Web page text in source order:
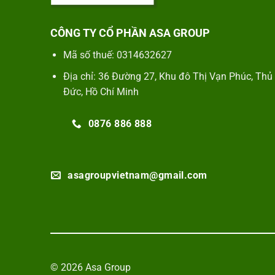
CÔNG TY CỔ PHẦN ASA GROUP
Mã số thuế: 0314632627
Địa chỉ: 36 Đường 27, Khu đô Thị Vạn Phúc, Thủ
Đức, Hồ Chí Minh
0876 886 888
asagroupvietnam@gmail.com
© 2026 Asa Group